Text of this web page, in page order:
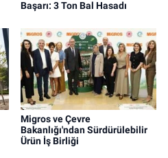
Başarı: 3 Ton Bal Hasadı
Migros ve Çevre
Bakanlığı'ndan Sürdürülebilir
Ürün İş Birliği